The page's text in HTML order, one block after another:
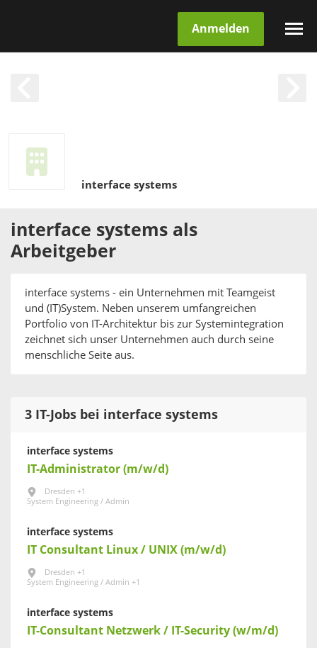
Anmelden
interface systems
interface systems als
Arbeitgeber
interface systems - ein Unternehmen mit Teamgeist
und (IT)System. Neben unserem umfangreichen
Portfolio von IT-Architektur bis zur Systemintegration
zeichnet sich unser Unternehmen auch durch seine
menschliche Seite aus.
3 IT-Jobs bei interface systems
interface systems
IT-Administrator (m/w/d)
Dresden +1
System Engineering / Admin
interface systems
IT Consultant Linux / UNIX (m/w/d)
Dresden +1
System Engineering / Admin +1
interface systems
IT-Consultant Netzwerk / IT-Security (w/m/d)